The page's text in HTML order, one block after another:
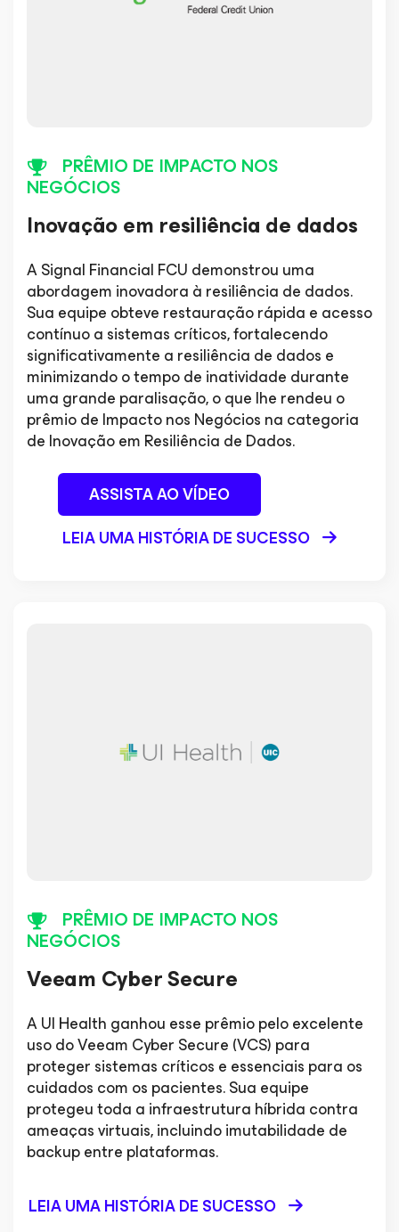
PRÊMIO DE IMPACTO NOS
NEGÓCIOS
Inovação em resiliência de dados
A Signal Financial FCU demonstrou uma
abordagem inovadora à resiliência de dados.
Sua equipe obteve restauração rápida e acesso
contínuo a sistemas críticos, fortalecendo
significativamente a resiliência de dados e
minimizando o tempo de inatividade durante
uma grande paralisação, o que lhe rendeu o
prêmio de Impacto nos Negócios na categoria
de Inovação em Resiliência de Dados.
ASSISTA AO VÍDEO
LEIA UMA HISTÓRIA DE SUCESSO
PRÊMIO DE IMPACTO NOS
NEGÓCIOS
Veeam Cyber Secure
A UI Health ganhou esse prêmio pelo excelente
uso do Veeam Cyber Secure (VCS) para
proteger sistemas críticos e essenciais para os
cuidados com os pacientes. Sua equipe
protegeu toda a infraestrutura híbrida contra
ameaças virtuais, incluindo imutabilidade de
backup entre plataformas.
LEIA UMA HISTÓRIA DE SUCESSO